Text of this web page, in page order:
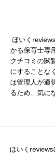
シフトの
星の数をお
残業・持
ほいく
かる保育士専
クチコミの閲
にすることな
は管理人が適
るため、気に
ほいくreviews